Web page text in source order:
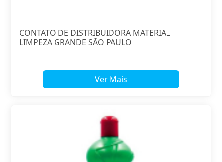
CONTATO DE DISTRIBUIDORA MATERIAL
LIMPEZA GRANDE SÃO PAULO
Ver Mais